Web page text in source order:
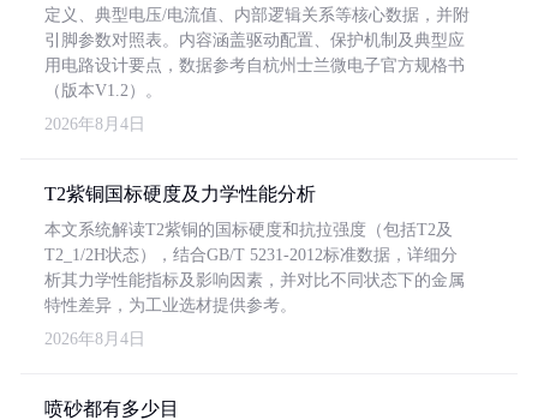
定义、典型电压/电流值、内部逻辑关系等核心数据，并附
引脚参数对照表。内容涵盖驱动配置、保护机制及典型应
用电路设计要点，数据参考自杭州士兰微电子官方规格书
（版本V1.2）。
2026年8月4日
T2紫铜国标硬度及力学性能分析
本文系统解读T2紫铜的国标硬度和抗拉强度（包括T2及
T2_1/2H状态），结合GB/T 5231-2012标准数据，详细分
析其力学性能指标及影响因素，并对比不同状态下的金属
特性差异，为工业选材提供参考。
2026年8月4日
喷砂都有多少目